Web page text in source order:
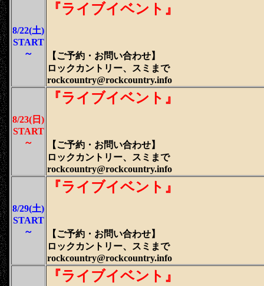
8/22(土)
START
～
『ライブイベント』
【ご予約・ お問い合わせ】
ロックカントリー、スミまで
rockcountry@rockcountry.info
8/23(日)
START
～
『ライブイベント』
【ご予約・ お問い合わせ】
ロックカントリー、スミまで
rockcountry@rockcountry.info
8/29(土)
START
～
『ライブイベント』
【ご予約・ お問い合わせ】
ロックカントリー、スミまで
rockcountry@rockcountry.info
『ライブイベント』